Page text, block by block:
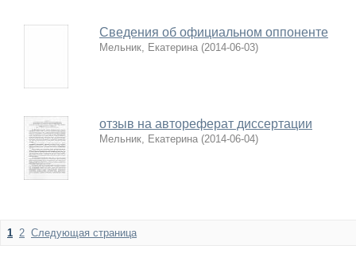
Сведения об официальном оппоненте
Мельник, Екатерина (2014-06-03)
отзыв на автореферат диссертации
Мельник, Екатерина (2014-06-04)
1 2 Следующая страница